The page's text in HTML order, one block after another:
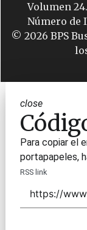
Volumen
Número de
© 2026 BPS
close
Para copiar el
portapapeles,
RSS link